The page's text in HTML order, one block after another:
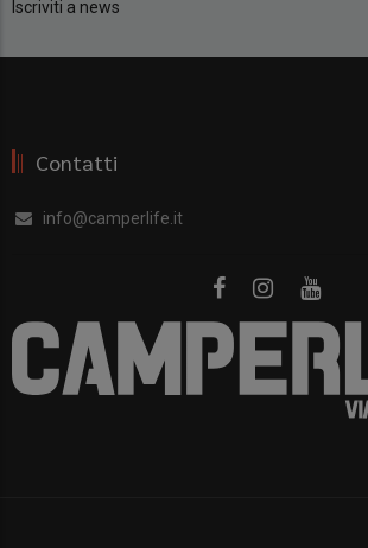
Iscriviti a news
Contatti
info@camperlife.it